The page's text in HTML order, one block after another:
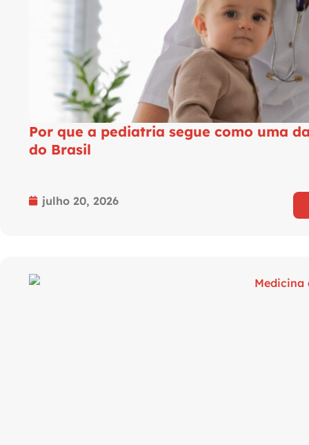
Por que a pediatria segue como uma
do Brasil
julho 20, 2026